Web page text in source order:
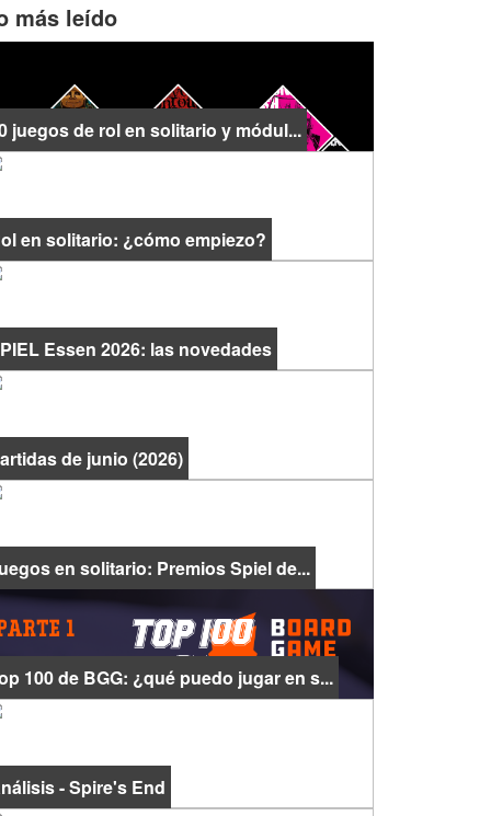
más leído
juegos de rol en solitario y módul...
en solitario: ¿cómo empiezo?
Essen 2026: las novedades
de junio (2026)
en solitario: Premios Spiel de...
100 de BGG: ¿qué puedo jugar en s...
- Spire's End